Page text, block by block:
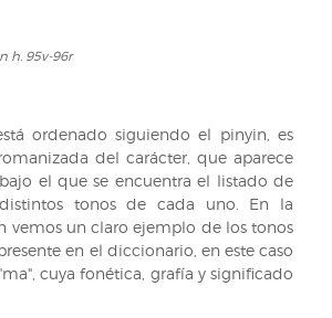
h. 95v-96r
ordenado siguiendo el pinyin, es
del carácter, que aparece
el que se encuentra el listado de
tonos de cada uno. En la
vemos un claro ejemplo de los tonos
en el diccionario, en este caso
cuya fonética, grafía y significado